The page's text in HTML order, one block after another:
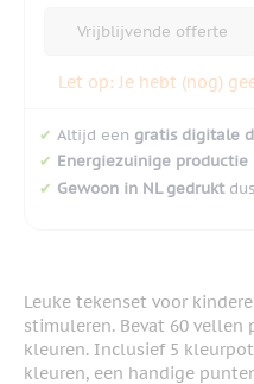
Vrijblijvende offerte
Let op: Je hebt (nog)
✔ Altijd een gratis digitale
✔ Energiezuinige productie
✔ Gewoon in NL gedrukt
Leuke tekenset voor
stimuleren. Bevat 60
kleuren. Inclusief 5
kleuren, een handige